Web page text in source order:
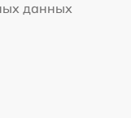
данных